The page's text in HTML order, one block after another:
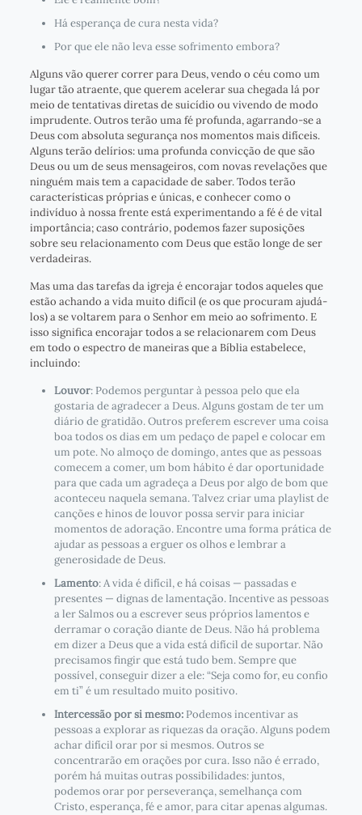
Há esperança de cura nesta vida?
Por que ele não leva esse sofrimento embora?
Alguns vão querer correr para Deus, vendo o céu como um
lugar tão atraente, que querem acelerar sua chegada lá por
meio de tentativas diretas de suicídio ou vivendo de modo
imprudente. Outros terão uma fé profunda, agarrando-se a
Deus com absoluta segurança nos momentos mais difíceis.
Alguns terão delírios: uma profunda convicção de que são
Deus ou um de seus mensageiros, com novas revelações que
ninguém mais tem a capacidade de saber. Todos terão
características próprias e únicas, e conhecer como o
indivíduo à nossa frente está experimentando a fé é de vital
importância; caso contrário, podemos fazer suposições
sobre seu relacionamento com Deus que estão longe de ser
verdadeiras.
Mas uma das tarefas da igreja é encorajar todos aqueles que
estão achando a vida muito difícil (e os que procuram ajudá-
los) a se voltarem para o Senhor em meio ao sofrimento. E
isso significa encorajar todos a se relacionarem com Deus
em todo o espectro de maneiras que a Bíblia estabelece,
incluindo:
Louvor: Podemos perguntar à pessoa pelo que ela
gostaria de agradecer a Deus. Alguns gostam de ter um
diário de gratidão. Outros preferem escrever uma coisa
boa todos os dias em um pedaço de papel e colocar em
um pote. No almoço de domingo, antes que as pessoas
comecem a comer, um bom hábito é dar oportunidade
para que cada um agradeça a Deus por algo de bom que
aconteceu naquela semana. Talvez criar uma playlist de
canções e hinos de louvor possa servir para iniciar
momentos de adoração. Encontre uma forma prática de
ajudar as pessoas a erguer os olhos e lembrar a
generosidade de Deus.
Lamento: A vida é difícil, e há coisas — passadas e
presentes — dignas de lamentação. Incentive as pessoas
a ler Salmos ou a escrever seus próprios lamentos e
derramar o coração diante de Deus. Não há problema
em dizer a Deus que a vida está difícil de suportar. Não
precisamos fingir que está tudo bem. Sempre que
possível, conseguir dizer a ele: “Seja como for, eu confio
em ti” é um resultado muito positivo.
Intercessão por si mesmo:Podemos incentivar as
pessoas a explorar as riquezas da oração. Alguns podem
achar difícil orar por si mesmos. Outros se
concentrarão em orações por cura. Isso não é errado,
porém há muitas outras possibilidades: juntos,
podemos orar por perseverança, semelhança com
Cristo, esperança, fé e amor, para citar apenas algumas.